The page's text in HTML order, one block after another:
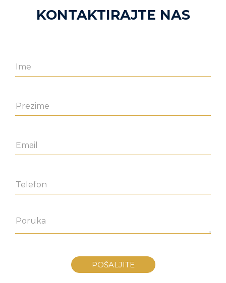
KONTAKTIRAJTE NAS